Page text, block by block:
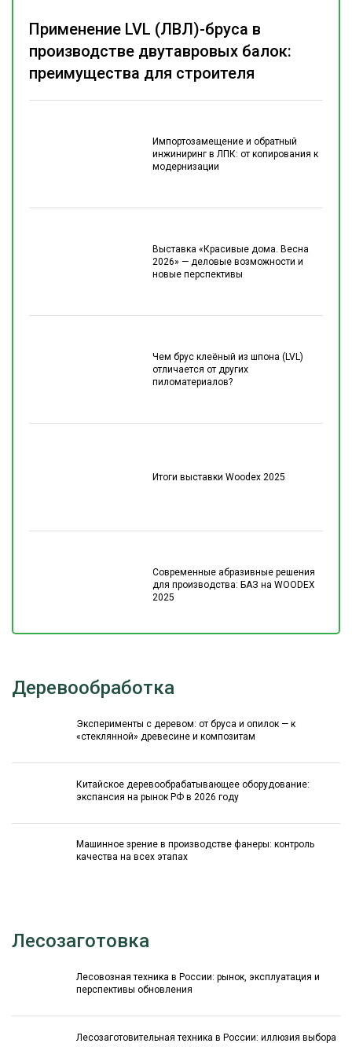
Импортозамещение и обратный
инжиниринг в ЛПК: от копирования к
модернизации
Выставка «Красивые дома. Весна
2026» — деловые возможности и
новые перспективы
Чем брус клеёный из шпона (LVL)
отличается от других
пиломатериалов?
Итоги выставки Woodex 2025
Современные абразивные решения
для производства: БАЗ на WOODEX
2025
Применение LVL (ЛВЛ)-бруса в
производстве двутавровых балок:
преимущества для строителя
Деревообработка
Эксперименты с деревом: от бруса и опилок — к
«стеклянной» древесине и композитам
Китайское деревообрабатывающее оборудование:
экспансия на рынок РФ в 2026 году
Машинное зрение в производстве фанеры: контроль
качества на всех этапах
Лесозаготовка
Лесовозная техника в России: рынок, эксплуатация и
перспективы обновления
Лесозаготовительная техника в России: иллюзия выбора